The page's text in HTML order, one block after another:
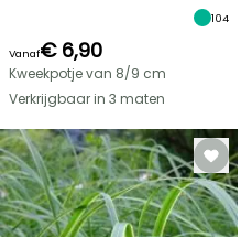
104
Vanaf€ 6,90
Kweekpotje van 8/9 cm
Verkrijgbaar in 3 maten